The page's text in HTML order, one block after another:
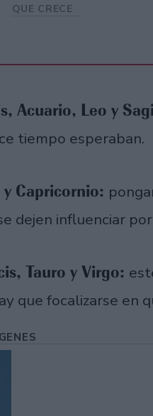
QUE CRECE
Acuario, Leo y
tiempo esperaban.
Capricornio:
dejen influenciar
Tauro y Virgo:
que focalizarse en